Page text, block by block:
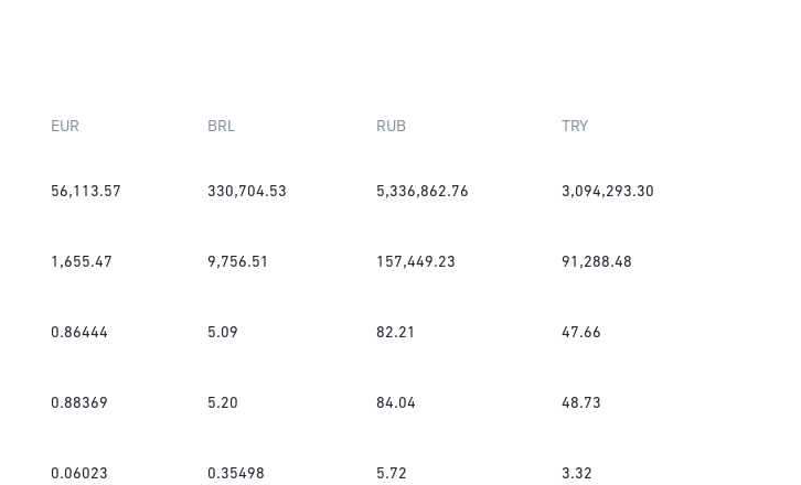
EUR BRL RUB TRY
56,113.57 330,704.53 5,336,862.76 3,094,293.30
1,655.47 9,756.51 157,449.23 91,288.48
0.86444 5.09 82.21 47.66
0.88369 5.20 84.04 48.73
0.06023 0.35498 5.72 3.32